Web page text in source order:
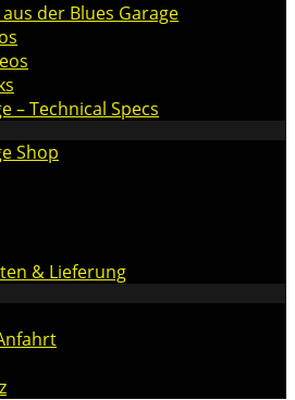
der Blues Garage
– Technical Specs
Shop
& Lieferung